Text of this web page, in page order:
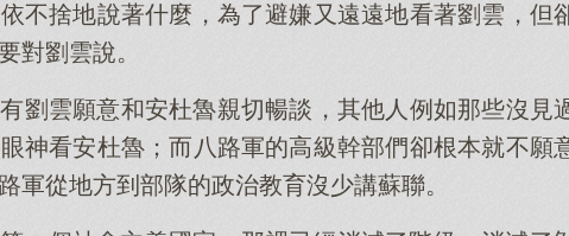
不捨地說著什麼，為了避嫌又遠遠地看著劉雲，但
對劉雲說。
劉雲願意和安杜魯親切暢談，其他人例如那些沒見
神看安杜魯；而八路軍的高級幹部們卻根本就不願
軍從地方到部隊的政治教育沒少講蘇聯。